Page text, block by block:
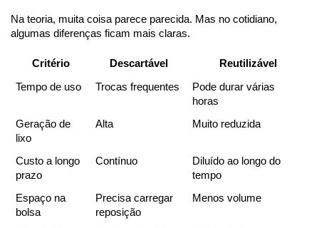
Na teoria, muita coisa parece parecida. Mas no cotidiano,
algumas diferenças ficam mais claras.
Critério Descartável Reutilizável
Tempo de uso Trocas frequentes
Pode durar várias
horas
Geração de
lixo
Alta Muito reduzida
Custo a longo
prazo
Contínuo
Diluído ao longo do
tempo
Espaço na
bolsa
Precisa carregar
reposição
Menos volume